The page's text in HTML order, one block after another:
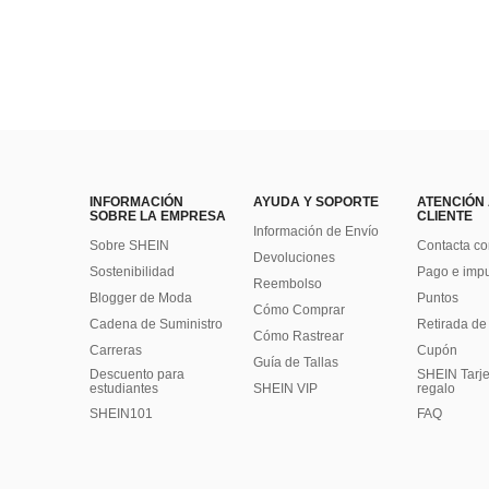
INFORMACIÓN
SOBRE LA EMPRESA
Sobre SHEIN
Sostenibilidad
Blogger de Moda
Cadena de Suministro
Carreras
Descuento para
estudiantes
SHEIN101
AYUDA Y SOPORTE
Información de Envío
Devoluciones
Reembolso
Cómo Comprar
Cómo Rastrear
Guía de Tallas
SHEIN VIP
ATENCIÓN
CLIENTE
Contacta
Pago e
Puntos
Retirada
Cupón
SHEIN
regalo
FAQ